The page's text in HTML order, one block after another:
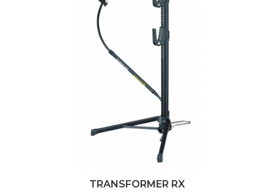
TRANSFORMER RX